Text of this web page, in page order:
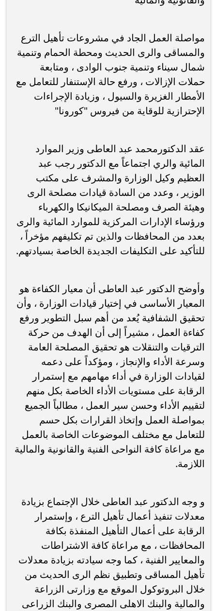
مواصلة العمل الجاد في مشروعات تأهيل الترع
والمساقى والرى الحديث ومحطة الحمام وتنمية
شمال سيناء وتنمية جنوب الوادى ، ومتابعة
حملات الإزالات ، ورفع حالة الإستنفار للتعامل مع
الأمطار الغزيرة والسيول ، وزيادة الإجراءات
الإحترازية للوقاية من فيروس "كورونا"
عقد الدكتورمحمد عبد العاطى وزير الموارد
المائية والري اجتماعاً مع الدكتور رجب عبد
العظيم وكيل الوزارة والمشرف على مكتب
الوزير ، وعدد من السادة قيادات مصلحة الرى
وهيئة الصرف ومصلحة الميكانيكا والكهرباء
ورؤساء الإدارات المركزية للموارد المائية والرى
بعدد من المحافظات والذين تم تكليفهم مؤخراً ،
للتأكيد على التكليفات الجديدة الخاصة بسيادتهم.
وأوضح الدكتور عبد العاطى أن معيار الكفاءة هو
المعيار الأساسى في إختيار قيادات الوزارة ، وأن
تحقيق الشفافية يُعد من أهم سبل التطوير ورفع
كفاءة العمل ، مشيراً إلى أن الهدف من حركة
الترقيات والتنقلات هو تحقيق المصلحة العامة
وسرعة الأداء والإنجاز ، ومؤكداً على دعمه
لقيادات الوزارة في أداء مهامهم مع إستمرار
الرقابة على مستويات الأداء الخاصة بكل منهم
لتقييم الأداء وحسن سير العمل ، مطالباً الجميع
بمواصلة العمل وإتخاذ القرارات بكل حسم
للتعامل مع مختلف الموضوعات الخاصة بالعمل
مع مراعاة كافة النواحى الفنية والقانونية والمالية
اللازمة.
و وجه الدكتور عبد العاطى خلال الإجتماع بزيادة
معدلات تنفيذ أعمال تأهيل الترع ، وإستمرار
الرقابة على أعمال التأهيل المنفذة بكافة
المحافظات ، مع مراعاة كافة الاشتراطات
والمعايير الفنية ، كما وجه سيادته بزيادة معدلات
تأهيل المساقى وتطبيق نظم الرى الحديث من
خلال البروتوكول الموقع مع وزارتى الزراعة
والمالية والبنك الاهلى المصرى والبنك الزراعى